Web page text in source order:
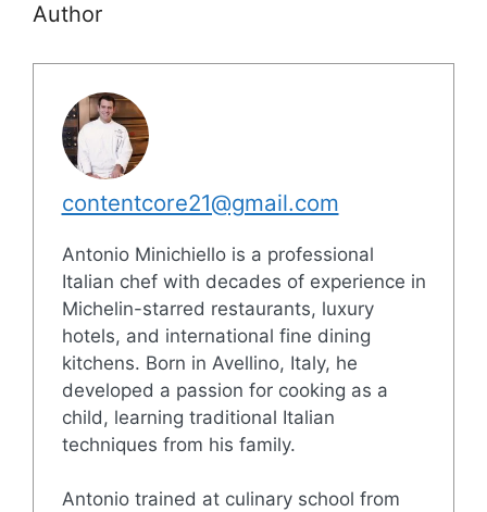
Author
contentcore21@gmail.com
Antonio Minichiello is a professional
Italian chef with decades of experience in
Michelin-starred restaurants, luxury
hotels, and international fine dining
kitchens. Born in Avellino, Italy, he
developed a passion for cooking as a
child, learning traditional Italian
techniques from his family.
Antonio trained at culinary school from